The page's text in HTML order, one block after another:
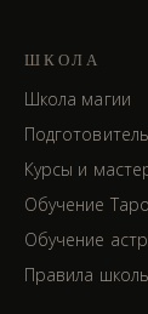
ШКОЛА
Школа магии
Курсы и
Обучение Таро
Обучение
Правила